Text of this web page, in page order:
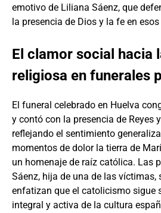
emotivo de Liliana Sáenz, que
la presencia de Dios y la fe en
El clamor social hacia
religiosa en funerales
El funeral celebrado en Huelva
y contó con la presencia de Reyes
reflejando el sentimiento
momentos de dolor la tierra de
un homenaje de raíz católica. Las
Sáenz, hija de una de las víctimas,
enfatizan que el catolicismo sigue
integral y activa de la cultura